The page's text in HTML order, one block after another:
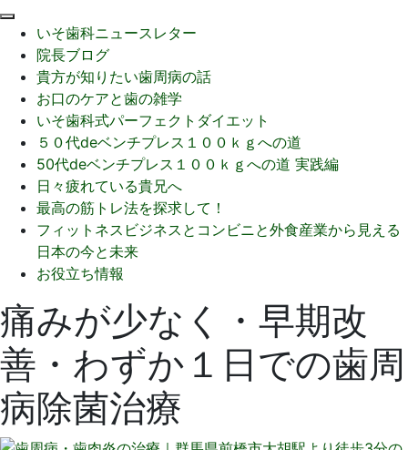
いそ歯科ニュースレター
院長ブログ
貴方が知りたい歯周病の話
お口のケアと歯の雑学
いそ歯科式パーフェクトダイエット
５０代deベンチプレス１００ｋｇへの道
50代deベンチプレス１００ｋｇへの道 実践編
日々疲れている貴兄へ
最高の筋トレ法を探求して！
フィットネスビジネスとコンビニと外食産業から見える
日本の今と未来
お役立ち情報
痛みが少なく・早期改
善・わずか１日での歯周
病除菌治療